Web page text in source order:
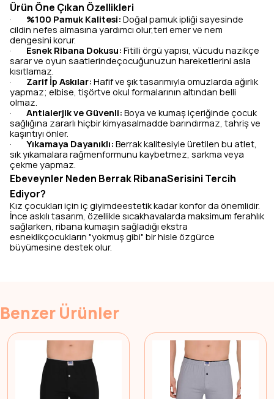
Ürün Öne Çıkan Özellikleri
· %100 Pamuk Kalitesi: Doğal pamuk ipliği sayesinde
cildin nefes almasına yardımcı olur,teri emer ve nem
dengesini korur.
· Esnek Ribana Dokusu: Fitilli örgü yapısı, vücudu nazikçe
sarar ve oyun saatlerindeçocuğunuzun hareketlerini asla
kısıtlamaz.
· Zarif İp Askılar: Hafif ve şık tasarımıyla omuzlarda ağırlık
yapmaz; elbise, tişörtve okul formalarının altından belli
olmaz.
· Antialerjik ve Güvenli: Boya ve kumaş içeriğinde çocuk
sağlığına zararlı hiçbir kimyasalmadde barındırmaz, tahriş ve
kaşıntıyı önler.
· Yıkamaya Dayanıklı: Berrak kalitesiyle üretilen bu atlet,
sık yıkamalara rağmenformunu kaybetmez, sarkma veya
çekme yapmaz.
Ebeveynler Neden Berrak RibanaSerisini Tercih
Ediyor?
Kız çocukları için iç giyimdeestetik kadar konfor da önemlidir.
İnce askılı tasarım, özellikle sıcakhavalarda maksimum ferahlık
sağlarken, ribana kumaşın sağladığı ekstra
esneklikçocukların "yokmuş gibi" bir hisle özgürce
büyümesine destek olur.
Benzer Ürünler